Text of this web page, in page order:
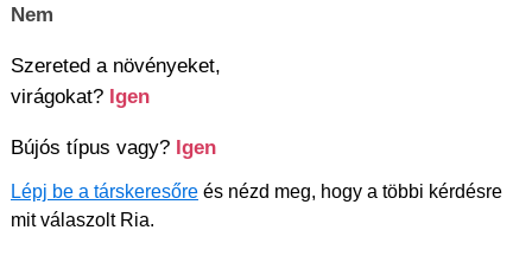
Nem
Szereted a növényeket,
virágokat? Igen
Bújós típus vagy? Igen
Lépj be a társkeresőre és nézd meg, hogy a többi kérdésre
mit válaszolt Ria.